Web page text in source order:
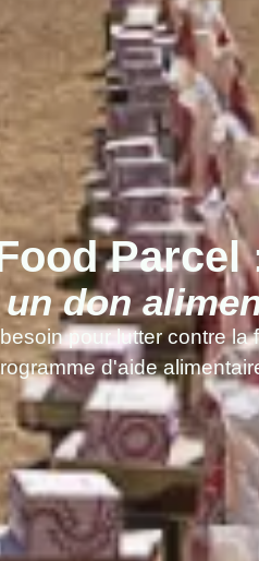
Parcel
don
pour lutter contre
d'aide